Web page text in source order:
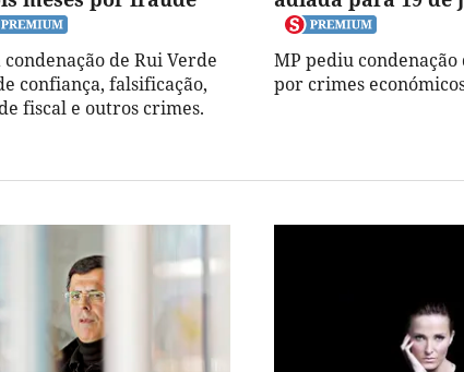
de Rui Verde
confiança, falsificação,
fiscal e outros crimes.
MP pediu condenação
por crimes